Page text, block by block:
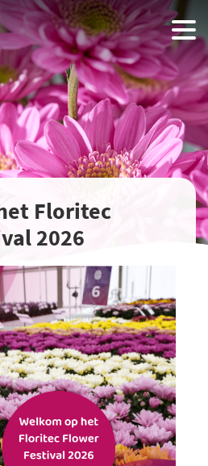
Floritec
2026